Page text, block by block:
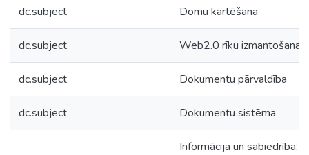
dc.subject Domu kartēšana
dc.subject Web2.0 rīku izmantošana
dc.subject Dokumentu pārvaldība
dc.subject Dokumentu sistēma
Informācija un sabiedrība: